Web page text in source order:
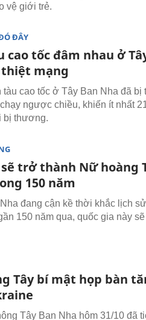
vệ giới trẻ.
ĐÂY
cao tốc đâm nhau ở
mạng
tàu cao tốc ở Tây Ban Nha đã bị
ngược chiều, khiến ít nhất
bị thương.
sẽ trở thành Nữ hoàng
150 năm
đang cận kề thời khắc lịch
150 năm qua, quốc gia này
Tây bí mật họp bàn
Tây Ban Nha hôm 31/10 đã